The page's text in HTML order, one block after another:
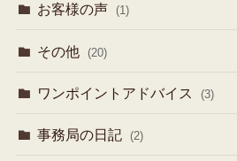
お客様の声 (1)
その他 (20)
ワンポイントアドバイス (3)
事務局の日記 (2)